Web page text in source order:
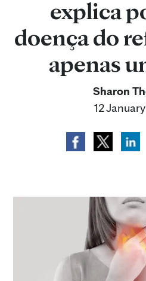
explica
doença do
apenas
Sharon
12